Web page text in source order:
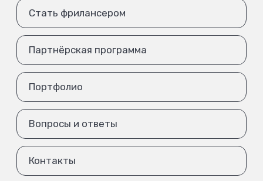
Стать фрилансером
Партнёрская программа
Портфолио
Вопросы и ответы
Контакты